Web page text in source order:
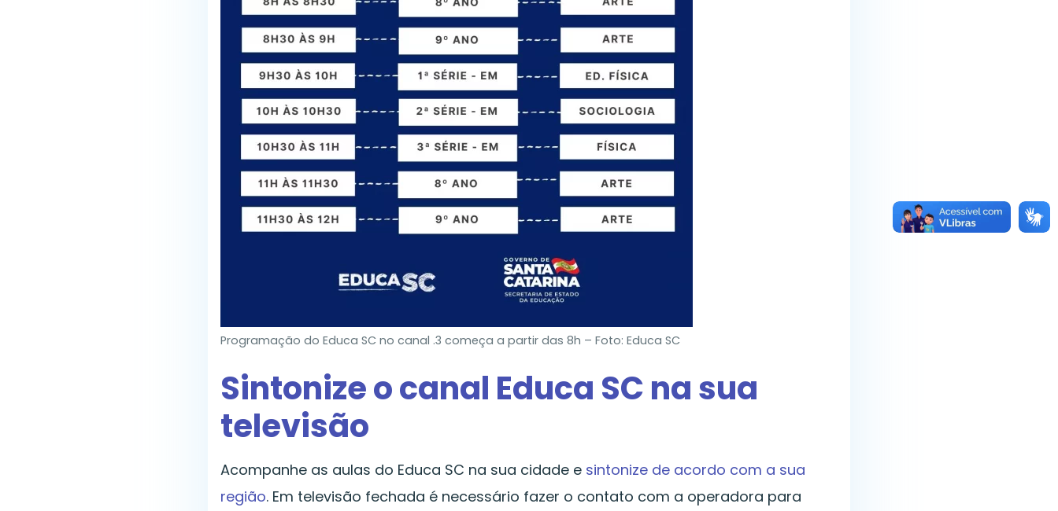
Programação do Educa SC no canal .3 começa a partir das 8h – Foto: Educa SC
Sintonize o canal Educa SC na sua
televisão
Acompanhe as aulas do Educa SC na sua cidade e sintonize de acordo com a sua
região. Em televisão fechada é necessário fazer o contato com a operadora para